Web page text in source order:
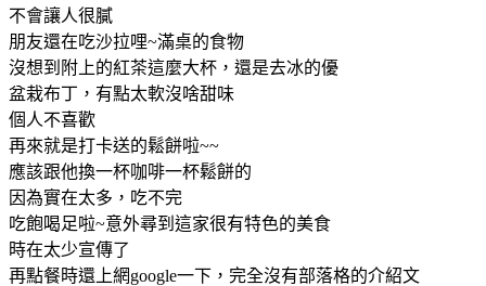
不會讓人很膩
朋友還在吃沙拉哩~滿桌的食物
沒想到附上的紅茶這麼大杯，還是去冰的優
盆栽布丁，有點太軟沒啥甜味
個人不喜歡
再來就是打卡送的鬆餅啦~~
應該跟他換一杯咖啡一杯鬆餅的
因為實在太多，吃不完
吃飽喝足啦~意外尋到這家很有特色的美食
時在太少宣傳了
再點餐時還上網google一下，完全沒有部落格的介紹文